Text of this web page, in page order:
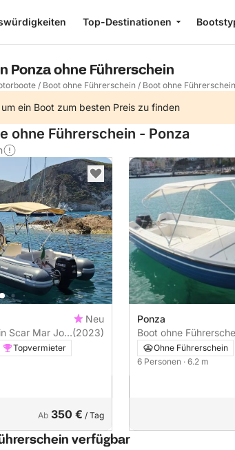
Top-Destinationen
Ponza ohne Führerschein
/ Boot ohne Führerschein / Boot ohne
ein Boot zum besten Preis zu finden
ohne Führerschein - Ponza
Neu
(2023)
Topvermieter
Ab 350 € / Tag
Ponza
Boot ohne Führerschein Cantieri
PonzaOhne Führerschein
6 Personen · 6.2 m
verfügbar